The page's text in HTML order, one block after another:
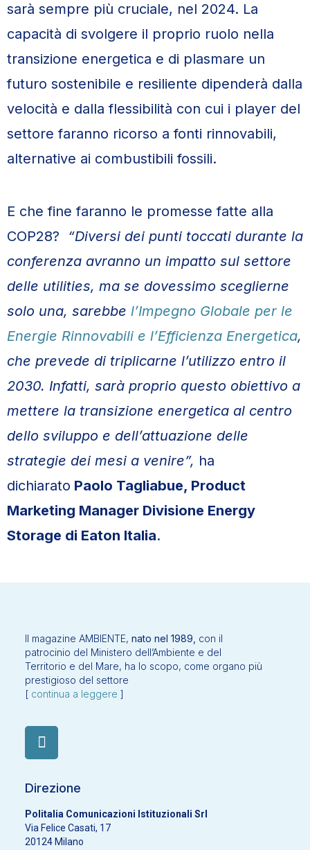
sarà sempre più cruciale, nel 2024. La
capacità di svolgere il proprio ruolo nella
transizione energetica e di plasmare un
futuro sostenibile e resiliente dipenderà dalla
velocità e dalla flessibilità con cui i player del
settore faranno ricorso a fonti rinnovabili,
alternative ai combustibili fossili.
E che fine faranno le promesse fatte alla
COP28? “Diversi dei punti toccati durante la
conferenza avranno un impatto sul settore
delle utilities, ma se dovessimo sceglierne
solo una, sarebbe l’Impegno Globale per le
Energie Rinnovabili e l’Efficienza Energetica,
che prevede di triplicarne l’utilizzo entro il
2030. Infatti, sarà proprio questo obiettivo a
mettere la transizione energetica al centro
dello sviluppo e dell’attuazione delle
strategie dei mesi a venire”, ha
dichiarato Paolo Tagliabue, Product
Marketing Manager Divisione Energy
Storage di Eaton Italia.
Il magazine AMBIENTE, nato nel 1989, con il
patrocinio del Ministero dell’Ambiente e del
Territorio e del Mare, ha lo scopo, come organo più
prestigioso del settore
[ continua a leggere ]
Direzione
Politalia Comunicazioni Istituzionali Srl
Via Felice Casati, 17
20124 Milano